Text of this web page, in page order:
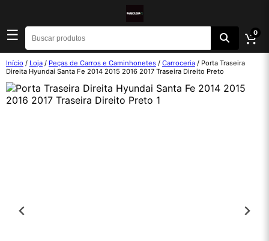
☰ 0
Início / Loja / Peças de Carros e Caminhonetes / Carroceria / Porta Traseira
Direita Hyundai Santa Fe 2014 2015 2016 2017 Traseira Direito Preto